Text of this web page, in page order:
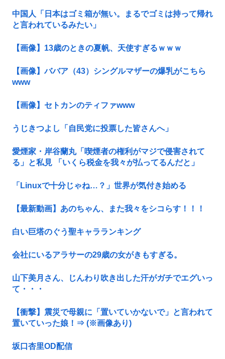
中国人「日本はゴミ箱が無い。まるでゴミは持って帰れ
と言われているみたい」
【画像】13歳のときの夏帆、天使すぎるｗｗｗ
【画像】ババア（43）シングルマザーの爆乳がこちら
www
【画像】セトカンのティファwww
うじきつよし「自民党に投票した皆さんへ」
愛煙家・岸谷蘭丸「喫煙者の権利がマジで侵害されて
る」と私見 「いくら税金を我々が払ってるんだと」
「Linuxで十分じゃね…？」世界が気付き始める
【最新動画】あのちゃん、また我々をシコらす！！！
白い巨塔のぐう聖キャラランキング
会社にいるアラサーの29歳の女がきもすぎる。
山下美月さん、じんわり吹き出した汗がガチでエグいっ
て・・・
【衝撃】震災で母親に「置いていかないで」と言われて
置いていった娘！⇒ (※画像あり)
坂口杏里OD配信